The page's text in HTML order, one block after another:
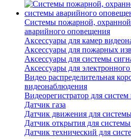
Системы пожарной,
аварийного оповещения
Аксессуары для камер
Аксессуары для пожарных
Аксессуары для системы
Аксессуары для электронного
Видео распределительная
видеонаблюдения
Видеорегистратор для
Датчик газа
Датчик движения для
Датчик открытия для
Датчик технический для